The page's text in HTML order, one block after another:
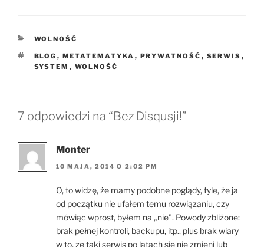
KATEGORIE
WOLNOŚĆ
TAGI
BLOG , METATEMATYKA , PRYWATNOŚĆ , SERWIS ,
SYSTEM , WOLNOŚĆ
7 odpowiedzi na “Bez Disqusji!”
Monter
10 MAJA, 2014 O 2:02 PM
O, to widzę, że mamy podobne poglądy, tyle, że ja
od początku nie ufałem temu rozwiązaniu, czy
mówiąc wprost, byłem na „nie”. Powody zbliżone:
brak pełnej kontroli, backupu, itp., plus brak wiary
w to, ze taki serwis po latach się nie zmieni lub